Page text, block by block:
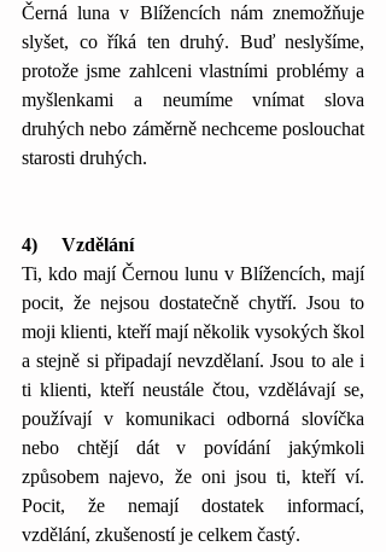
Černá luna v Blížencích nám znemožňuje
slyšet, co říká ten druhý. Buď neslyšíme,
protože jsme zahlceni vlastními problémy a
myšlenkami a neumíme vnímat slova
druhých nebo záměrně nechceme poslouchat
starosti druhých.
4)     Vzdělání
Ti, kdo mají Černou lunu v Blížencích, mají
pocit, že nejsou dostatečně chytří. Jsou to
moji klienti, kteří mají několik vysokých škol
a stejně si připadají nevzdělaní. Jsou to ale i
ti klienti, kteří neustále čtou, vzdělávají se,
používají v komunikaci odborná slovíčka
nebo chtějí dát v povídání jakýmkoli
způsobem najevo, že oni jsou ti, kteří ví.
Pocit, že nemají dostatek informací,
vzdělání, zkušeností je celkem častý.